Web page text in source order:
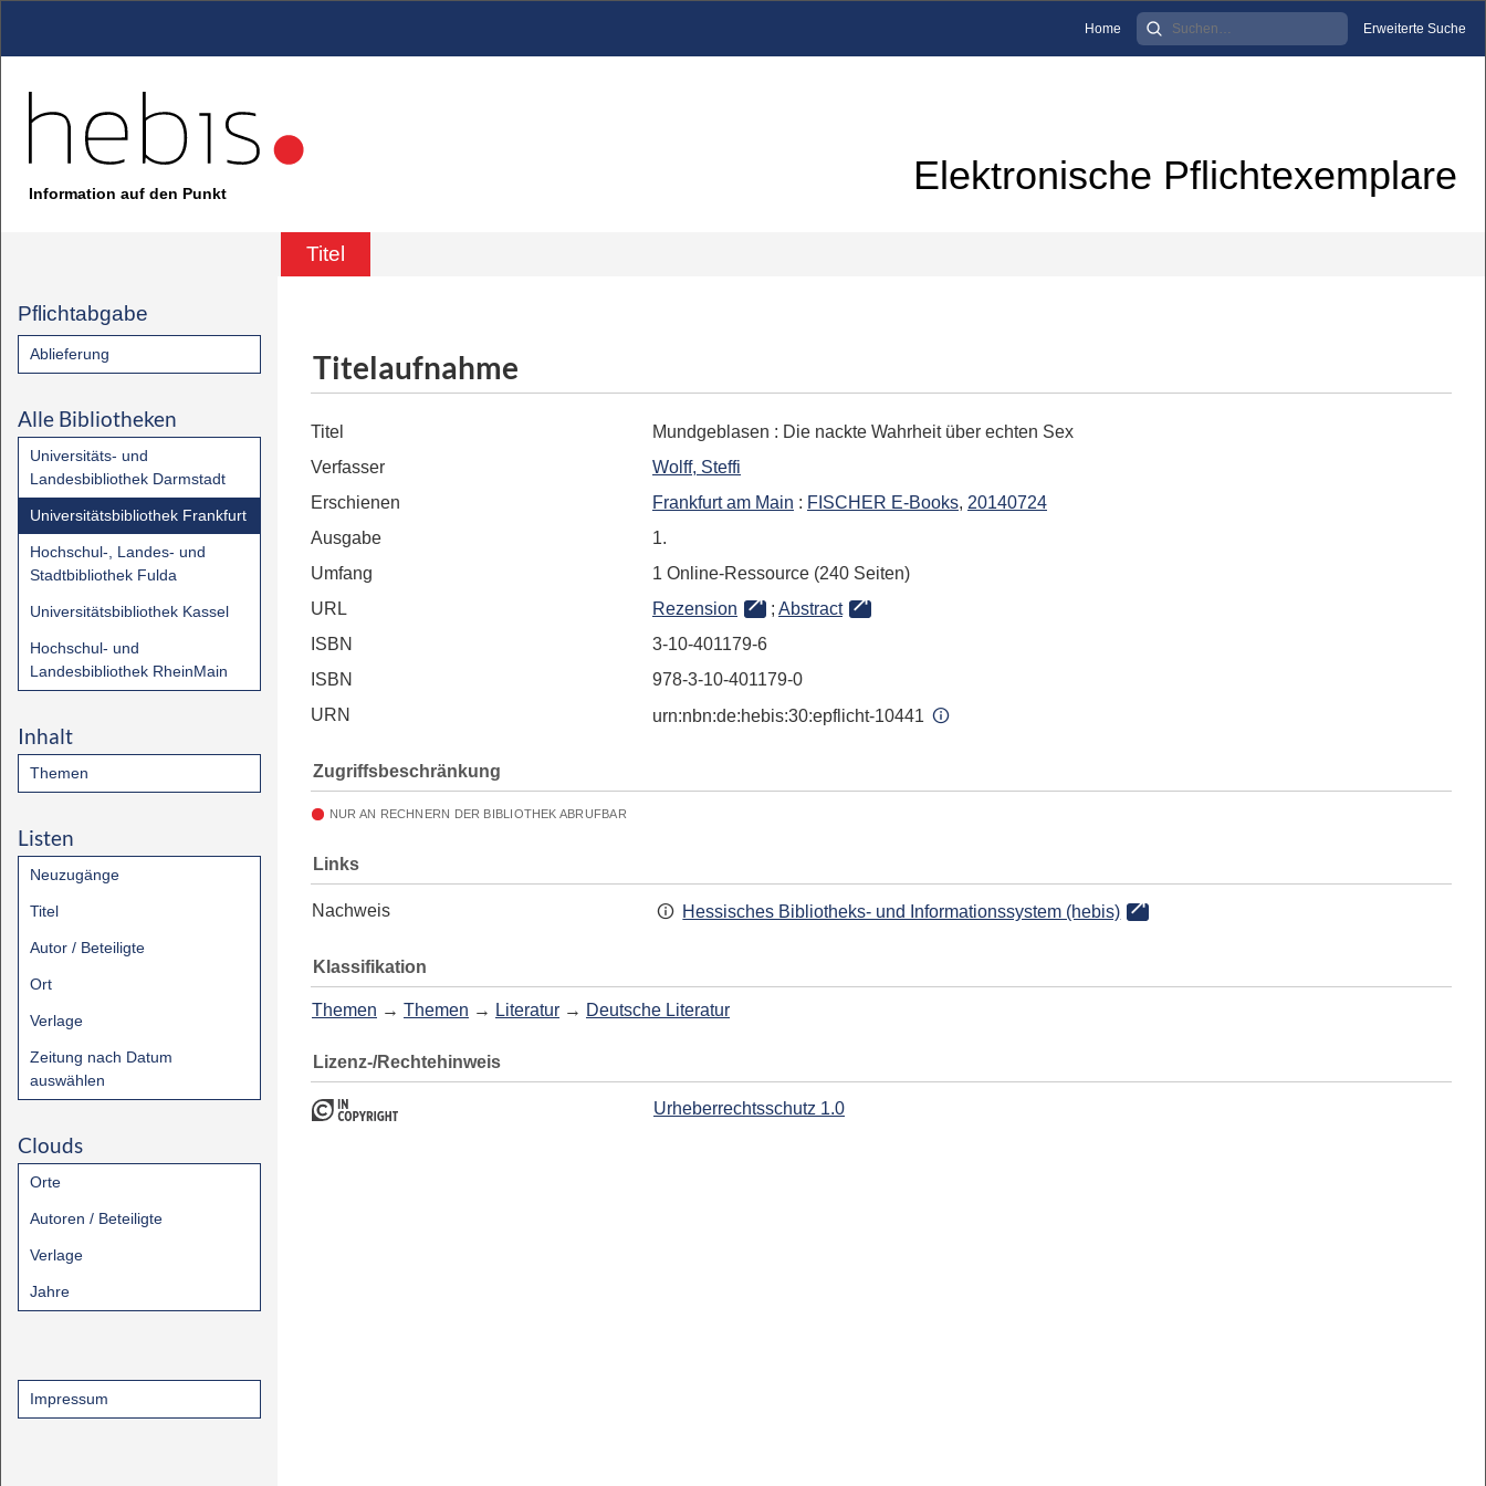
Home Erweiterte Suche
Information auf den Punkt Elektronische Pflichtexemplare
Titel
Pflichtabgabe
Ablieferung
Alle Bibliotheken
Universitäts- und
Landesbibliothek Darmstadt
Universitätsbibliothek Frankfurt
Hochschul-, Landes- und
Stadtbibliothek Fulda
Universitätsbibliothek Kassel
Hochschul- und
Landesbibliothek RheinMain
Inhalt
Themen
Listen
Neuzugänge
Titel
Autor / Beteiligte
Ort
Verlage
Zeitung nach Datum
auswählen
Clouds
Orte
Autoren / Beteiligte
Verlage
Jahre
Impressum
Titelaufnahme
Titel Mundgeblasen : Die nackte Wahrheit über echten Sex
Verfasser
Wolff, Steffi
Erschienen
Frankfurt am Main : FISCHER E-Books, 20140724
Ausgabe
1.
Umfang
1 Online-Ressource (240 Seiten)
URL
Rezension ; Abstract
ISBN
3-10-401179-6
ISBN
978-3-10-401179-0
URN
urn:nbn:de:hebis:30:epflicht-10441
Zugriffsbeschränkung
NUR AN RECHNERN DER BIBLIOTHEK ABRUFBAR
Links
Nachweis Hessisches Bibliotheks- und Informationssystem (hebis)
Klassifikation
Themen → Themen → Literatur → Deutsche Literatur
Lizenz-/Rechtehinweis
Urheberrechtsschutz 1.0